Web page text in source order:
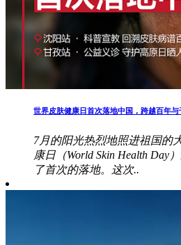
世界皮肤健康日首次落地中国，跨越百年
7月的阳光热烈地照进祖国的
康日（World Skin Health Day
了首次的落地。这次..